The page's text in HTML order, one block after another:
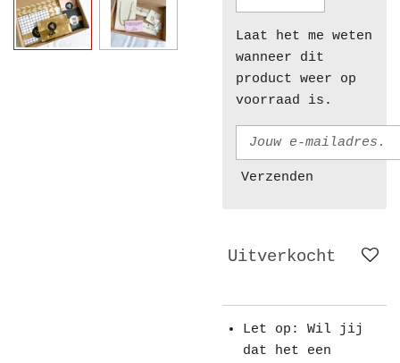
Laat het me weten
wanneer dit
product weer op
voorraad is.
Verzenden
Uitverkocht
Let op: Wil jij
dat het een